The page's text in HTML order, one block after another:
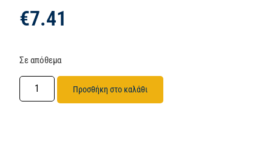
€7.41
Σε απόθεμα
Προσθήκη στο καλάθι